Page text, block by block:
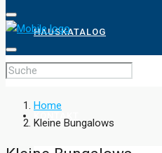
HAUSKATALOG
ANBIETER
Home
Kleine Bungalows